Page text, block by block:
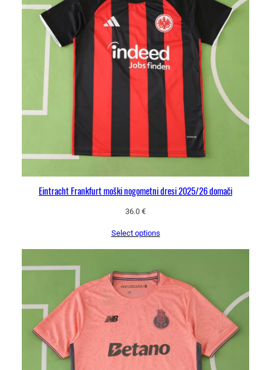
Eintracht Frankfurt moški nogometni dresi 2025/26 domači
36.0 €
Select options